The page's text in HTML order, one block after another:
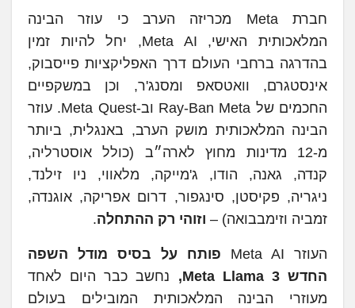
חברת Meta מכריזה הערב כי עוזר הבינה
המלאכותית האישי, Meta AI, יחל להיות זמין
בהדרגה ברחבי העולם דרך האפליקציות פייסבוק,
אינסטגרם, וואטסאפ ומסנג'ר, וכן במשקפיים
החכמים של Ray-Ban Meta וב-Meta Quest. עוזר
הבינה המלאכותית מושק הערב, באנגלית, ביותר
מ-12 מדינות מחוץ לארה״ב (כולל אוסטרליה,
קנדה, גאנה, הודו, ג'מייקה, מלאווי, ניו זילנד,
ניגריה, פקיסטן, סינגפור, דרום אפריקה, אוגנדה,
זמביה וזימבבואה) – וזוהי רק ההתחלה.
העוזר Meta AI
פותח על בסיס מודל השפה
החדשMeta Llama 3
, נחשב כבר היום לאחד
מעוזרי הבינה המלאכותית המובילים בעולם